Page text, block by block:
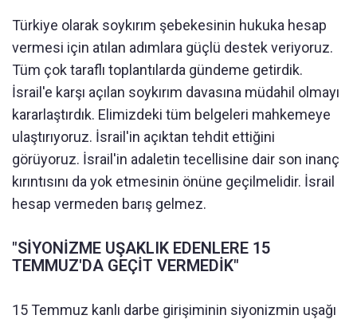
Türkiye olarak soykırım şebekesinin hukuka hesap
vermesi için atılan adımlara güçlü destek veriyoruz.
Tüm çok taraflı toplantılarda gündeme getirdik.
İsrail'e karşı açılan soykırım davasına müdahil olmayı
kararlaştırdık. Elimizdeki tüm belgeleri mahkemeye
ulaştırıyoruz. İsrail'in açıktan tehdit ettiğini
görüyoruz. İsrail'in adaletin tecellisine dair son inanç
kırıntısını da yok etmesinin önüne geçilmelidir. İsrail
hesap vermeden barış gelmez.
"SİYONİZME UŞAKLIK EDENLERE 15
TEMMUZ'DA GEÇİT VERMEDİK"
15 Temmuz kanlı darbe girişiminin siyonizmin uşağı